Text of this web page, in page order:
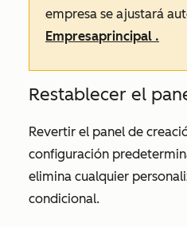
empresa se ajustará
Empresaprincipal .
Restablecer el
Revertir el panel de
configuración
elimina cualquier
condicional.